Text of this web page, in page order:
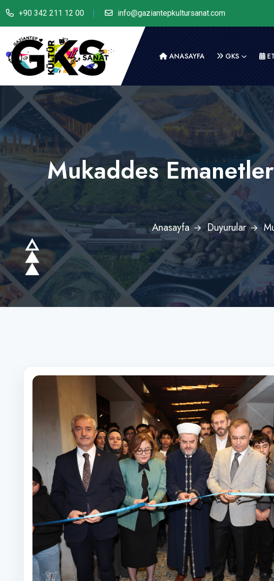
+90 342 211 12 00 info@gaziantepkultursanat.com
ANASAYFA GKS
Mukaddes
Anasayfa Duyurular